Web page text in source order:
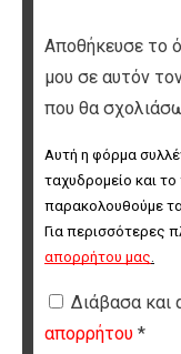
Αποθήκευσε το
μου σε αυτόν
που θα
Αυτή η φόρμα
ταχυδρομείο και
παρακολουθούμε τα
Για περισσότερες
απορρήτου μας.
Διάβασα και
απορρήτου *